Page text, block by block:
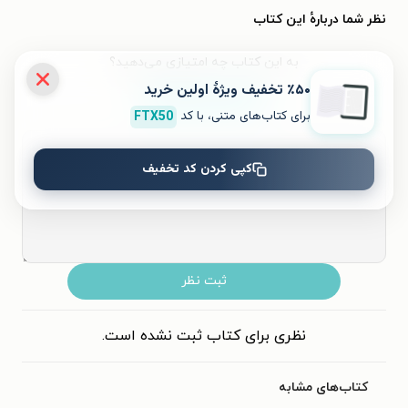
نظر شما دربارهٔ این کتاب
به این کتاب چه امتیازی می‌دهید؟
۱ ۲ ۳ ۴ ۵
ثبت نظر
نظری برای کتاب ثبت نشده است.
کتاب‌های مشابه
٪۵۰ تخفیف ویژۀ اولین خرید
برای کتاب‌های متنی، با کد FTX50
کپی کردن کد تخفیف